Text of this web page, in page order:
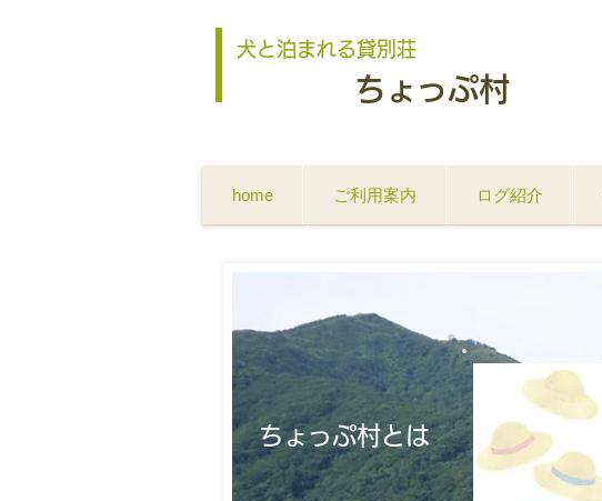
犬と泊まれる貸別荘
ちょっぷ村
home ご利用案内 ログ紹介
ちょっぷ村とは